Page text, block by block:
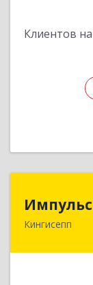
Клиентов
Кингисепп
188480,